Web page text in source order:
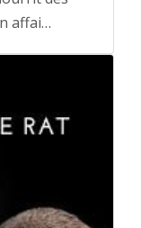
affai…